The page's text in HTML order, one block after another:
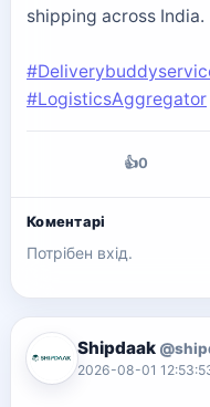
shipping across India.
#LogisticsAggregator
👍0
Коментарі
Потрібен вхід.
Shipdaak
2026-08-01